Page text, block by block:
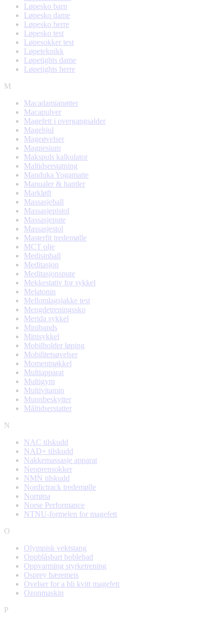
Løpesko barn
Løpesko dame
Løpesko herre
Løpesko test
Løpesokker test
Løpeteknikk
Løpetights dame
Løpetights herre
M
Macadamianøtter
Macapulver
Magefett i overgangsalder
Magehjul
Mageøvelser
Magnesium
Makspuls kalkulator
Maltidserstatning
Manduka Yogamatte
Manualer & hantler
Markløft
Massasjeball
Massasjepistol
Massasjepute
Massasjestol
Masterfit tredemølle
MCT olje
Medisinball
Meditasjon
Meditasjonspute
Mekkestativ for sykkel
Melatonin
Mellomlagsjakke test
Mengdetreningssko
Merida sykkel
Minibands
Minisykkel
Mobilholder løping
Mobilitetsøvelser
Momentnøkkel
Multiapparat
Multigym
Multivitamin
Munnbeskytter
Måltidserstatter
N
NAC tilskudd
NAD+ tilskudd
Nakkemassasje apparat
Neoprensokker
NMN tilskudd
Nordictrack tredemølle
Norrøna
Norse Performance
NTNU-formelen for magefett
O
Olympisk vektstang
Oppblåsbart boblebad
Oppvarming styrketrening
Osprey bæremeis
Ovelser for a bli kvitt magefett
Ozonmaskin
P